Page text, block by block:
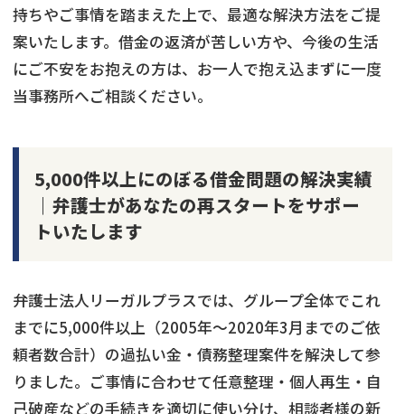
持ちやご事情を踏まえた上で、最適な解決方法をご提
案いたします。借金の返済が苦しい方や、今後の生活
にご不安をお抱えの方は、お一人で抱え込まずに一度
当事務所へご相談ください。
5,000件以上にのぼる借金問題の解決実績
｜弁護士があなたの再スタートをサポー
トいたします
弁護士法人リーガルプラスでは、グループ全体でこれ
までに5,000件以上（2005年〜2020年3月までのご依
頼者数合計）の過払い金・債務整理案件を解決して参
りました。ご事情に合わせて任意整理・個人再生・自
己破産などの手続きを適切に使い分け、相談者様の新